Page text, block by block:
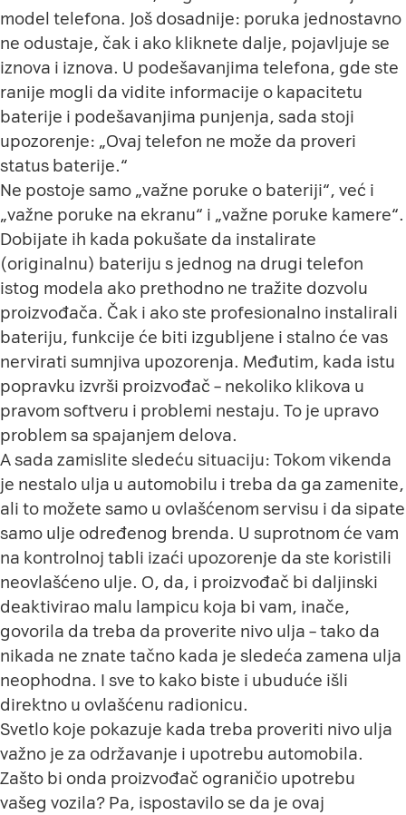
model telefona. Još dosadnije: poruka jednostavno
ne odustaje, čak i ako kliknete dalje, pojavljuje se
iznova i iznova. U podešavanjima telefona, gde ste
ranije mogli da vidite informacije o kapacitetu
baterije i podešavanjima punjenja, sada stoji
upozorenje: „Ovaj telefon ne može da proveri
status baterije.“
Ne postoje samo „važne poruke o bateriji“, već i
„važne poruke na ekranu“ i „važne poruke kamere“.
Dobijate ih kada pokušate da instalirate
(originalnu) bateriju s jednog na drugi telefon
istog modela ako prethodno ne tražite dozvolu
proizvođača. Čak i ako ste profesionalno instalirali
bateriju, funkcije će biti izgubljene i stalno će vas
nervirati sumnjiva upozorenja. Međutim, kada istu
popravku izvrši proizvođač – nekoliko klikova u
pravom softveru i problemi nestaju. To je upravo
problem sa spajanjem delova.
A sada zamislite sledeću situaciju: Tokom vikenda
je nestalo ulja u automobilu i treba da ga zamenite,
ali to možete samo u ovlašćenom servisu i da sipate
samo ulje određenog brenda. U suprotnom će vam
na kontrolnoj tabli izaći upozorenje da ste koristili
neovlašćeno ulje. O, da, i proizvođač bi daljinski
deaktivirao malu lampicu koja bi vam, inače,
govorila da treba da proverite nivo ulja – tako da
nikada ne znate tačno kada je sledeća zamena ulja
neophodna. I sve to kako biste i ubuduće išli
direktno u ovlašćenu radionicu.
Svetlo koje pokazuje kada treba proveriti nivo ulja
važno je za održavanje i upotrebu automobila.
Zašto bi onda proizvođač ograničio upotrebu
vašeg vozila? Pa, ispostavilo se da je ovaj